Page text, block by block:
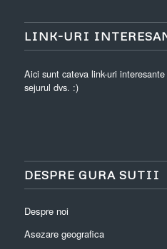
LINK-URI
Aici sunt cateva link-uri
sejurul dvs. :)
DESPRE GURA SUTII
Despre noi
Asezare geografica